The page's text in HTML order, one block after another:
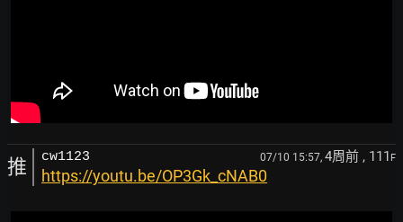
推 cw1123 07/10 15:57, 4周前 , 111 F
https://youtu.be/OP3Gk_cNAB0